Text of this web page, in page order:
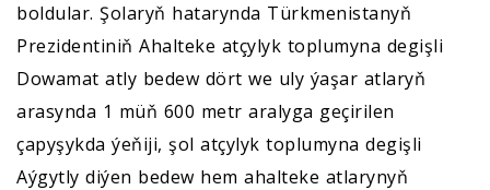
boldular. Şolaryň hatarynda Türkmenistanyň
Prezidentiniň Ahalteke atçylyk toplumyna degişli
Dowamat atly bedew dört we uly ýaşar atlaryň
arasynda 1 müň 600 metr aralyga geçirilen
çapyşykda ýeňiji, şol atçylyk toplumyna degişli
Aýgytly diýen bedew hem ahalteke atlarynyň